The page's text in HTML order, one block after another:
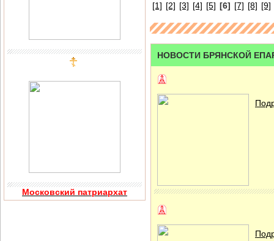
Московский патриархат
[1] [2] [3] [4] [5] [6] [7] [8] [9]
НОВОСТИ БРЯНСКОЙ